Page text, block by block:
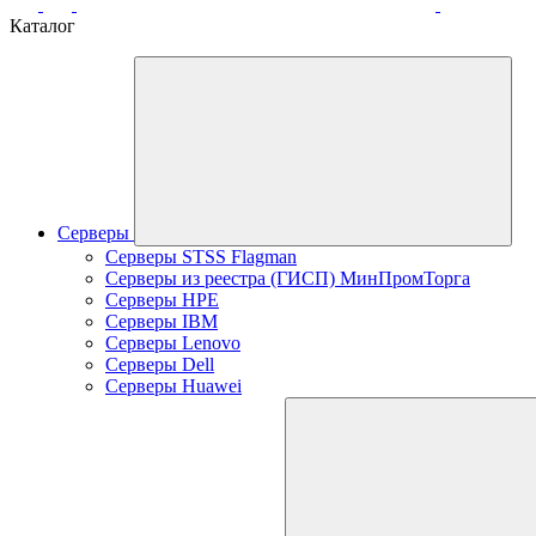
Каталог
Серверы
Серверы STSS Flagman
Серверы из реестра (ГИСП) МинПромТорга
Серверы HPE
Серверы IBM
Серверы Lenovo
Серверы Dell
Серверы Huawei